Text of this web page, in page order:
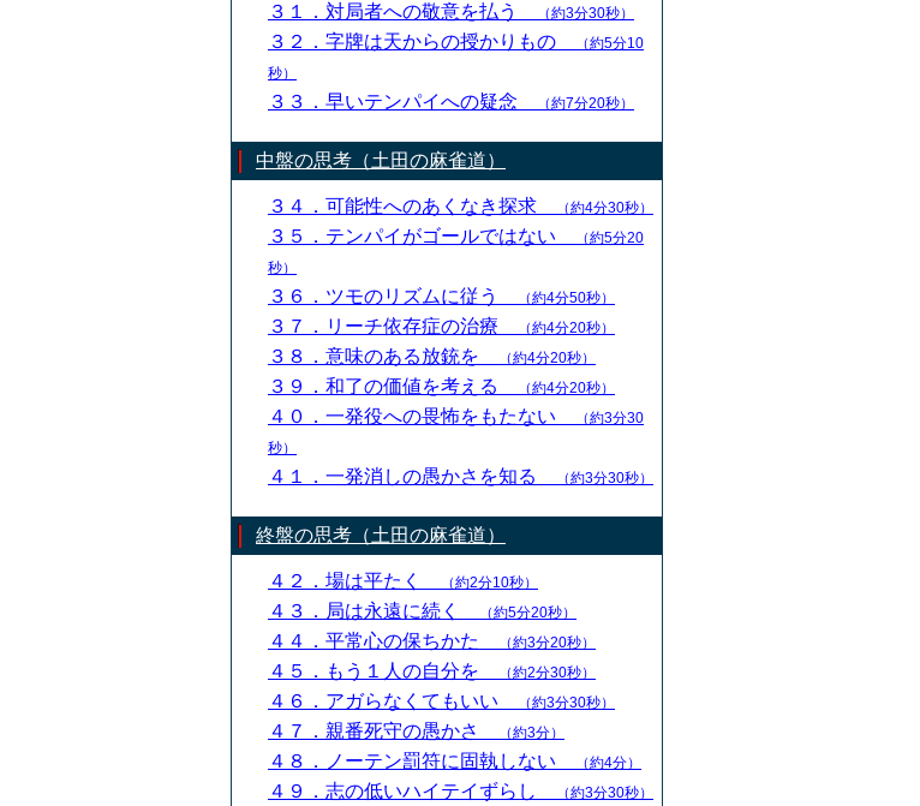
３１．対局者への敬意を払う （約3分30秒）
３２．字牌は天からの授かりもの
（約5分10
秒）
３３．早いテンパイへの疑念 （約7分20秒）
中盤の思考（土田の麻雀道）
３４．可能性へのあくなき探求 （約4分30秒）
３５．テンパイがゴールではない
（約5分20
秒）
３６．ツモのリズムに従う （約4分50秒）
３７．リーチ依存症の治療 （約4分20秒）
３８．意味のある放銃を （約4分20秒）
３９．和了の価値を考える （約4分20秒）
４０．一発役への畏怖をもたない
（約3分30
秒）
４１．一発消しの愚かさを知る （約3分30秒）
終盤の思考（土田の麻雀道）
４２．場は平たく （約2分10秒）
４３．局は永遠に続く （約5分20秒）
４４．平常心の保ちかた （約3分20秒）
４５．もう１人の自分を （約2分30秒）
４６．アガらなくてもいい （約3分30秒）
４７．親番死守の愚かさ （約3分）
４８．ノーテン罰符に固執しない （約4分）
４９．志の低いハイテイずらし （約3分30秒）